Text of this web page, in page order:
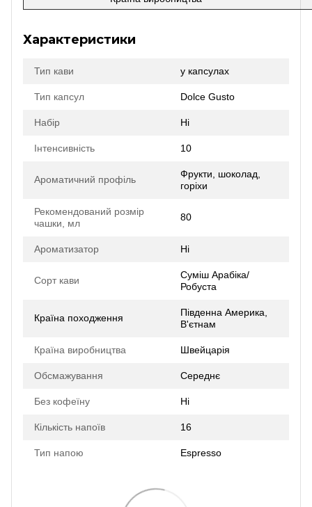
Характеристики
Тип кави у капсулах
Тип капсул Dolce Gusto
Набір Ні
Інтенсивність 10
Ароматичний профіль
Фрукти, шоколад,
горіхи
Рекомендований розмір
чашки, мл
80
Ароматизатор Ні
Сорт кави
Суміш Арабіка/
Робуста
Країна походження
Південна Америка,
В'єтнам
Країна виробництва Швейцарія
Обсмажування Середнє
Без кофеїну Ні
Кількість напоїв 16
Тип напою Espresso